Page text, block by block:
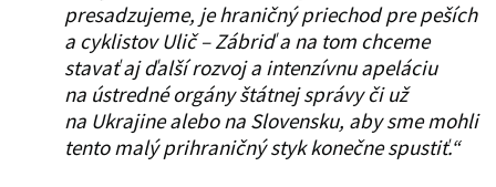
presadzujeme, je hraničný priechod pre peších
a cyklistov Ulič – Zábriď a na tom chceme
stavať aj ďalší rozvoj a intenzívnu apeláciu
na ústredné orgány štátnej správy či už
na Ukrajine alebo na Slovensku, aby sme mohli
tento malý prihraničný styk konečne spustiť.“